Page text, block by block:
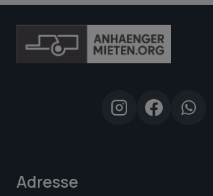
Adresse